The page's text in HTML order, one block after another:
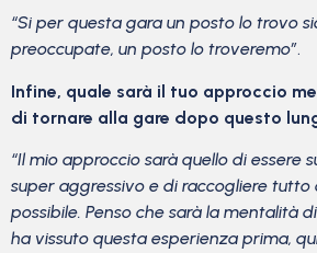
“Si per questa gara un posto lo trovo
preoccupate, un posto lo troveremo”.
Infine, quale sarà il tuo approccio
di tornare alla gare dopo questo
“Il mio approccio sarà quello di essere
super aggressivo e di raccogliere tutto
possibile. Penso che sarà la mentalità
ha vissuto questa esperienza prima,